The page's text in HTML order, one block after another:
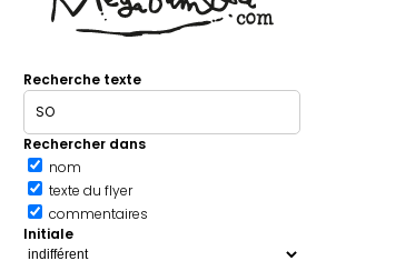
Recherche texte
Rechercher dans
nom
texte du flyer
commentaires
Initiale